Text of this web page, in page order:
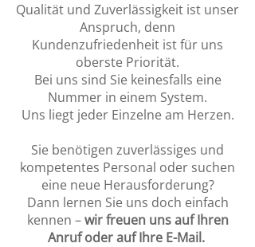
Qualität und Zuverlässigkeit ist unser
Anspruch, denn
Kundenzufriedenheit ist für uns
oberste Priorität.
Bei uns sind Sie keinesfalls eine
Nummer in einem System.
Uns liegt jeder Einzelne am Herzen.
Sie benötigen zuverlässiges und
kompetentes Personal oder suchen
eine neue Herausforderung?
Dann lernen Sie uns doch einfach
kennen –wir freuen uns auf Ihren
Anruf oder auf Ihre E-Mail.